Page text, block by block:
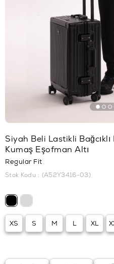
Siyah Beli Lastikli
Kumaş Eşofman Altı
Regular Fit
Stok Kodu (A52Y3416-03)
XS S M L XL